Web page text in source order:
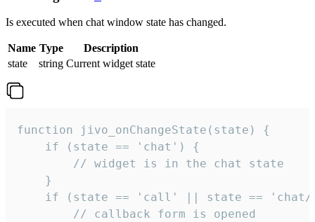
Is executed when chat window state has changed.
Name Type
Description
state
string Current widget state
function jivo_onChangeState(state) {
    if (state == 'chat') {
        // widget is in the chat state
    }
if (state == 'call' || state ==
        // callback form is opened